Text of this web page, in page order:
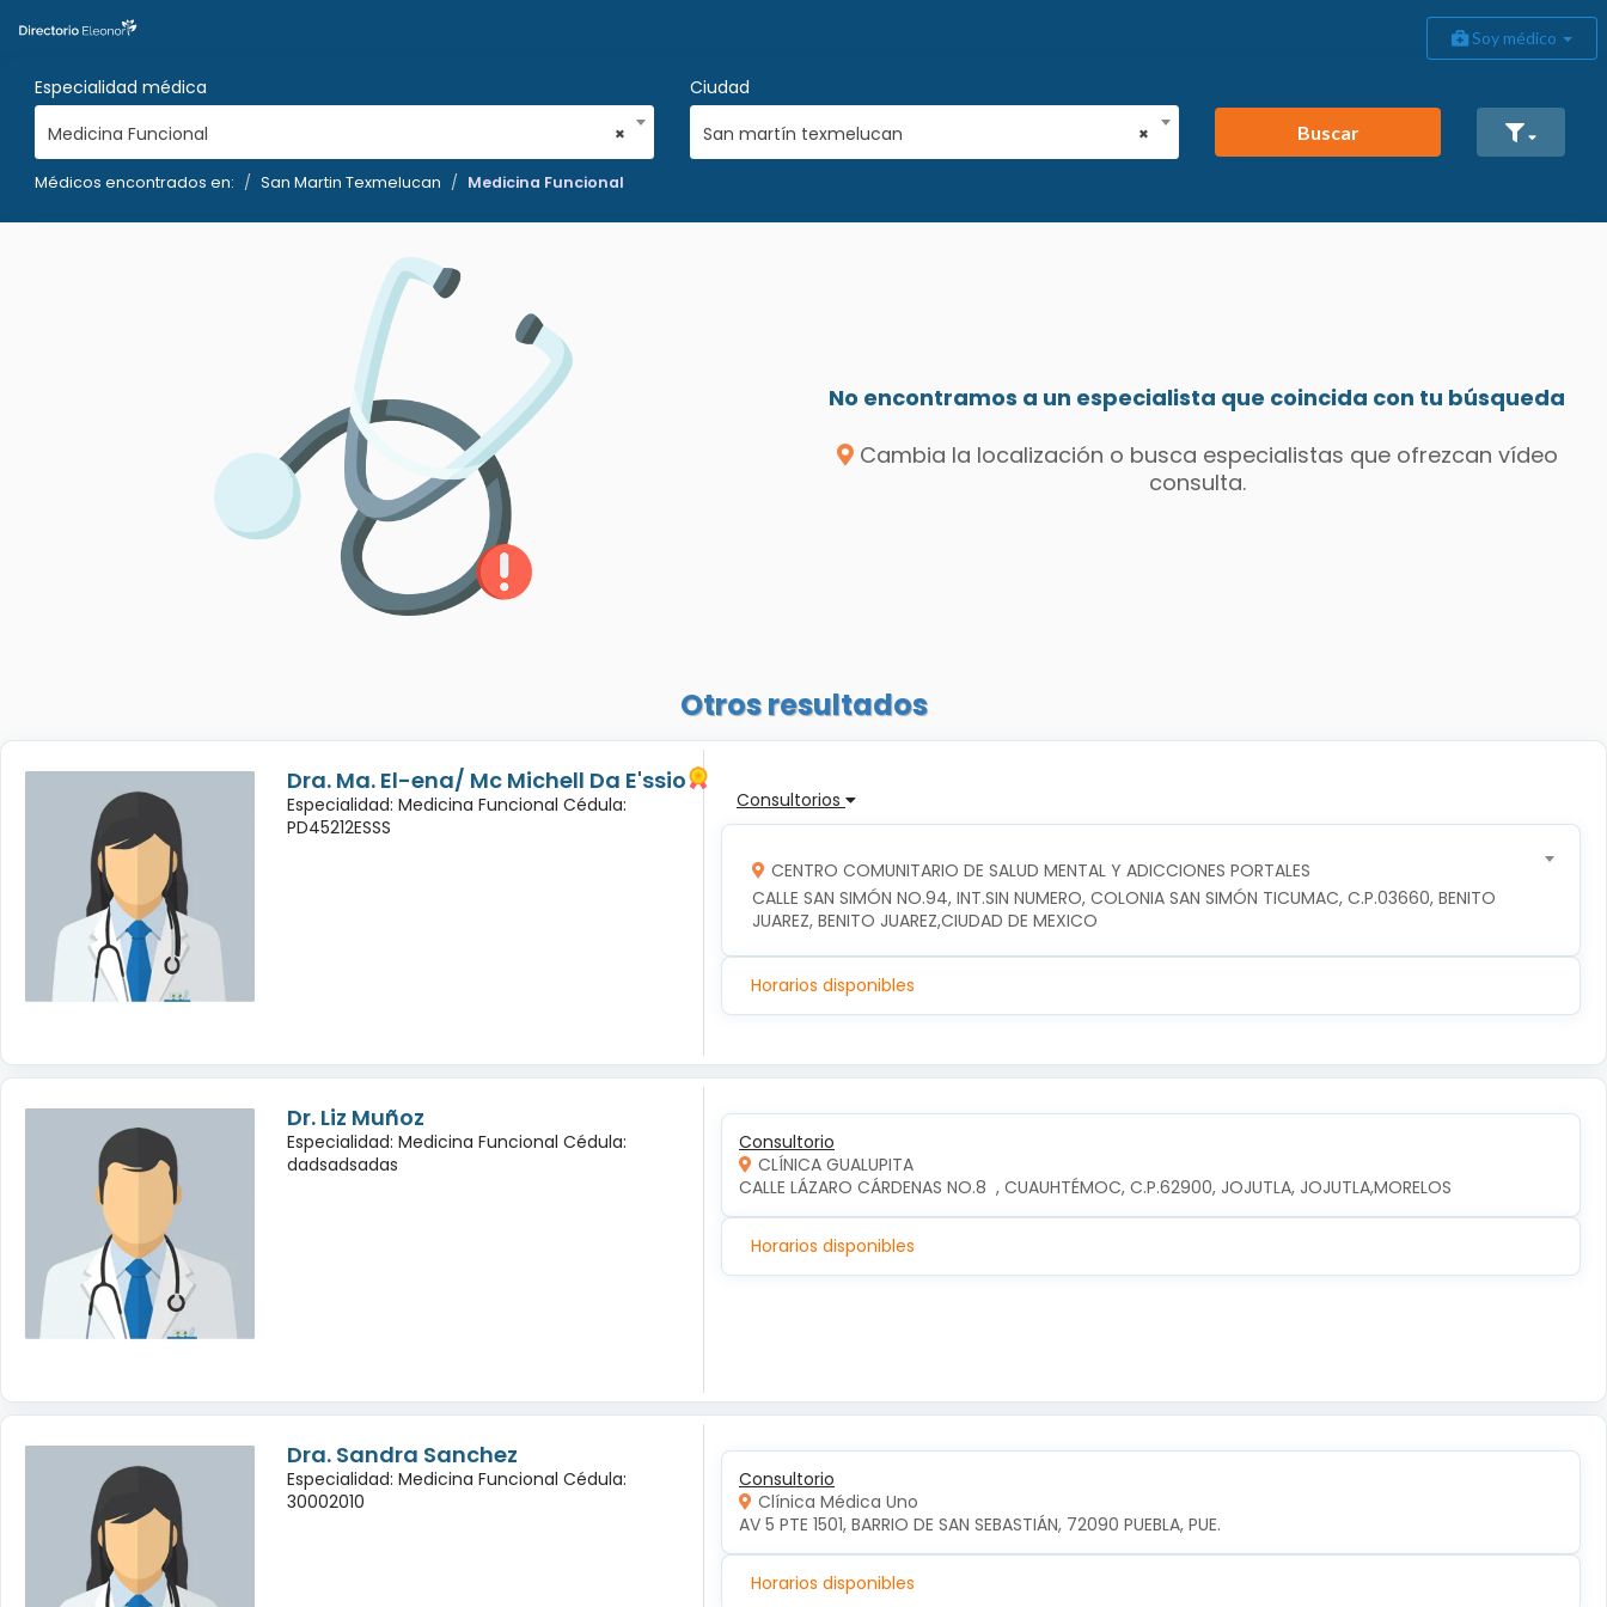
Soy médico
Especialidad médica
×
Medicina Funcional
Ciudad
×
San martín texmelucan Buscar
Médicos encontrados en: San Martin Texmelucan Medicina Funcional
No encontramos a un especialista que coincida con tu búsqueda
Cambia la localización o busca especialistas que ofrezcan vídeo
consulta.
Otros resultados
Dra. Ma. El-ena/ Mc Michell Da E'ssio
Especialidad: Medicina Funcional Cédula:
PD45212ESSS
Consultorios
CENTRO COMUNITARIO DE SALUD MENTAL Y ADICCIONES PORTALES
CALLE SAN SIMÓN NO.94, INT.SIN NUMERO, COLONIA SAN SIMÓN TICUMAC, C.P.03660, BENITO
JUAREZ, BENITO JUAREZ,CIUDAD DE MEXICO
Horarios disponibles
Dr. Liz Muñoz
Especialidad: Medicina Funcional Cédula:
dadsadsadas
Consultorio
CLÍNICA GUALUPITA
CALLE LÁZARO CÁRDENAS NO.8  , CUAUHTÉMOC, C.P.62900, JOJUTLA, JOJUTLA,MORELOS
Horarios disponibles
Dra. Sandra Sanchez
Especialidad: Medicina Funcional Cédula:
30002010
Consultorio
Clínica Médica Uno
AV 5 PTE 1501, BARRIO DE SAN SEBASTIÁN, 72090 PUEBLA, PUE.
Horarios disponibles